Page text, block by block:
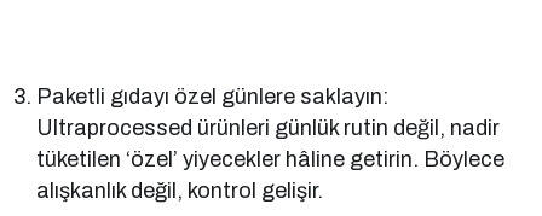
Paketli gıdayı özel günlere saklayın:
Ultraprocessed ürünleri günlük rutin değil, nadir
tüketilen ‘özel’ yiyecekler hâline getirin. Böylece
alışkanlık değil, kontrol gelişir.